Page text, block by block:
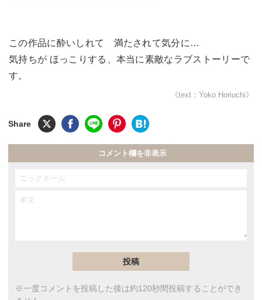
この作品に酔いしれて 満たされて気分に…
気持ちが ほっこりする、本当に素敵なラブストーリーで
す。
《text：Yoko Horiuchi》
コメント欄を非表示
※一度コメントを投稿した後は約120秒間投稿することができ